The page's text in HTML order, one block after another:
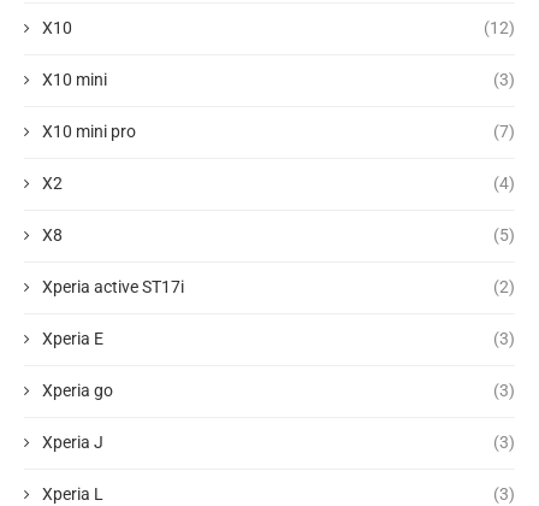
X10 (12)
X10 mini (3)
X10 mini pro (7)
X2 (4)
X8 (5)
Xperia active ST17i (2)
Xperia E (3)
Xperia go (3)
Xperia J (3)
Xperia L (3)